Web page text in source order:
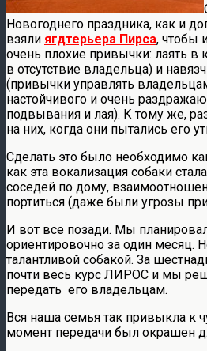
Новогоднего праздника, как и
взяли ягдтерьера Пирса, чтобы
очень плохие привычки: лаять в
в отсутствие владельца) и
(привычки управлять
настойчивого и очень
подвывания и лая). К тому же,
на них, когда они пытались его
Сделать это было необходимо
как эта вокализация собаки
соседей по дому,
портиться (даже были угрозы
И вот все позади. Мы
ориентировочно за один месяц.
талантливой собакой. За
почти весь курс ЛИРОС и мы
передать его владельцам.
Вся наша семья так привыкла к
момент передачи был окрашен